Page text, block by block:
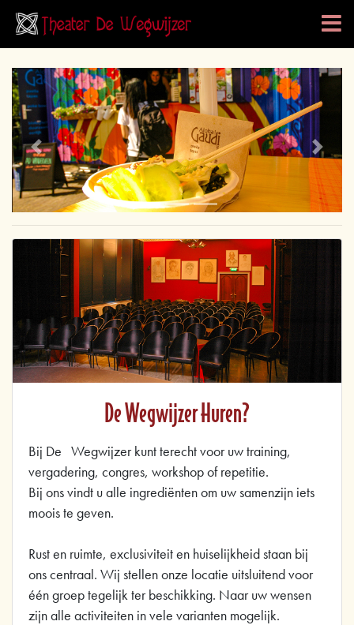
Previous Next
De Wegwijzer Huren?
Bij De Wegwijzer kunt terecht voor uw training,
vergadering, congres, workshop of repetitie.
Bij ons vindt u alle ingrediënten om uw samenzijn iets
moois te geven.
Rust en ruimte, exclusiviteit en huiselijkheid staan bij
ons centraal. Wij stellen onze locatie uitsluitend voor
één groep tegelijk ter beschikking. Naar uw wensen
zijn alle activiteiten in vele varianten mogelijk.